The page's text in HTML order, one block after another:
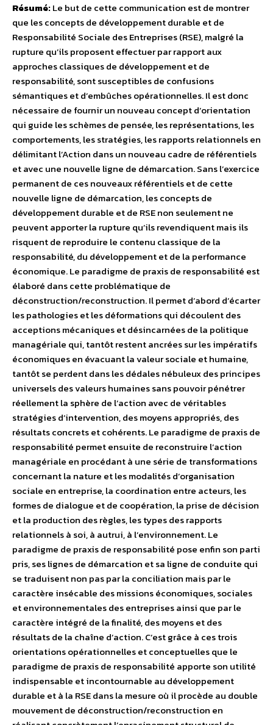
Résumé:Le but de cette communication est de montrer
que les concepts de développement durable et de
Responsabilité Sociale des Entreprises (RSE), malgré la
rupture qu’ils proposent effectuer par rapport aux
approches classiques de développement et de
responsabilité, sont susceptibles de confusions
sémantiques et d’embûches opérationnelles. Il est donc
nécessaire de fournir un nouveau concept d’orientation
qui guide les schèmes de pensée, les représentations, les
comportements, les stratégies, les rapports relationnels en
délimitant l’Action dans un nouveau cadre de référentiels
et avec une nouvelle ligne de démarcation. Sans l’exercice
permanent de ces nouveaux référentiels et de cette
nouvelle ligne de démarcation, les concepts de
développement durable et de RSE non seulement ne
peuvent apporter la rupture qu’ils revendiquent mais ils
risquent de reproduire le contenu classique de la
responsabilité, du développement et de la performance
économique. Le paradigme de praxis de responsabilité est
élaboré dans cette problématique de
déconstruction/reconstruction. Il permet d’abord d’écarter
les pathologies et les déformations qui découlent des
acceptions mécaniques et désincarnées de la politique
managériale qui, tantôt restent ancrées sur les impératifs
économiques en évacuant la valeur sociale et humaine,
tantôt se perdent dans les dédales nébuleux des principes
universels des valeurs humaines sans pouvoir pénétrer
réellement la sphère de l’action avec de véritables
stratégies d’intervention, des moyens appropriés, des
résultats concrets et cohérents. Le paradigme de praxis de
responsabilité permet ensuite de reconstruire l’action
managériale en procédant à une série de transformations
concernant la nature et les modalités d’organisation
sociale en entreprise, la coordination entre acteurs, les
formes de dialogue et de coopération, la prise de décision
et la production des règles, les types des rapports
relationnels à soi, à autrui, à l’environnement. Le
paradigme de praxis de responsabilité pose enfin son parti
pris, ses lignes de démarcation et sa ligne de conduite qui
se traduisent non pas par la conciliation mais par le
caractère insécable des missions économiques, sociales
et environnementales des entreprises ainsi que par le
caractère intégré de la finalité, des moyens et des
résultats de la chaîne d’action. C’est grâce à ces trois
orientations opérationnelles et conceptuelles que le
paradigme de praxis de responsabilité apporte son utilité
indispensable et incontournable au développement
durable et à la RSE dans la mesure où il procède au double
mouvement de déconstruction/reconstruction en